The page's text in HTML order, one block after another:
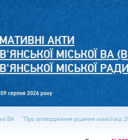
АКТИ
МІСЬКОЇ ВА
МІСЬКОЇ
09 серпня 2026 року
ВА "Про затвердження рішення комісії